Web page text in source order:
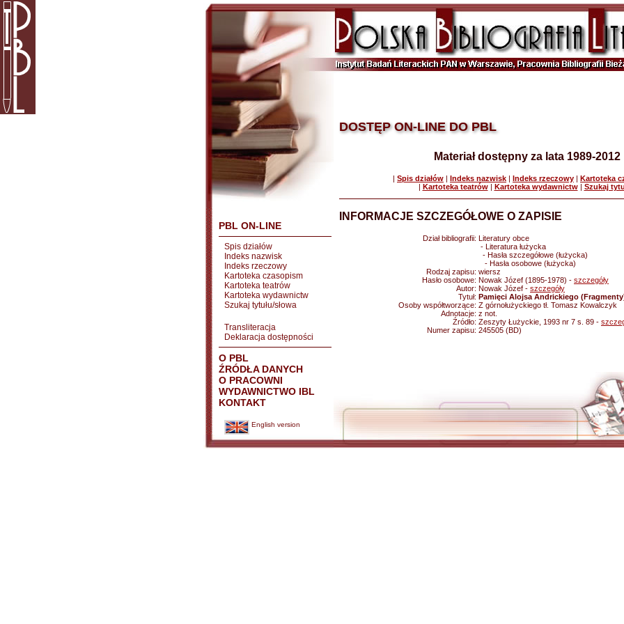
PBL ON-LINE
Spis działów
Indeks nazwisk
Indeks rzeczowy
Kartoteka czasopism
Kartoteka teatrów
Kartoteka wydawnictw
Szukaj tytułu/słowa
Transliteracja
Deklaracja dostępności
O PBL
ŹRÓDŁA DANYCH
O PRACOWNI
WYDAWNICTWO IBL
KONTAKT
English version
DOSTĘP ON-LINE DO PBL
Materiał dostępny za lata 1989-2012
| Spis działów | Indeks nazwisk | Indeks rzeczowy | Kartoteka
| Kartoteka teatrów| Kartoteka wydawnictw| Szukaj
INFORMACJE SZCZEGÓŁOWE O ZAPISIE
Dział bibliografii: Literatury obce
- Literatura łużycka
- Hasła szczegółowe (łużycka)
- Hasła osobowe (łużycka)
Rodzaj zapisu: wiersz
Hasło osobowe: Nowak Józef (1895-1978) - szczegóły
Autor: Nowak Józef - szczegóły
Tytuł: Pamięci Alojsa Andrickiego
Osoby współtworzące: Z górnołużyckiego tł. Tomasz Kowalczyk
Adnotacje: z not.
Źródło: Zeszyty Łużyckie, 1993 nr 7 s. 89 -
Numer zapisu: 245505 (BD)